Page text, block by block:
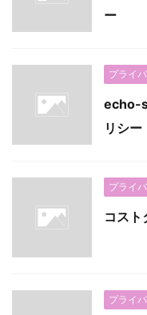
ー
プライ
echo-
リシー
プライ
コス
プライ